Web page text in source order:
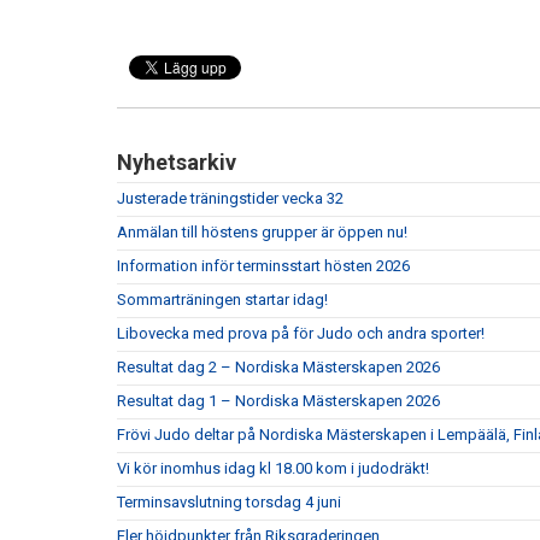
Nyhetsarkiv
Justerade träningstider vecka 32
Anmälan till höstens grupper är öppen nu!
Information inför terminsstart hösten 2026
Sommarträningen startar idag!
Libovecka med prova på för Judo och andra sporter!
Resultat dag 2 – Nordiska Mästerskapen 2026
Resultat dag 1 – Nordiska Mästerskapen 2026
Frövi Judo deltar på Nordiska Mästerskapen i Lempäälä,
Vi kör inomhus idag kl 18.00 kom i judodräkt!
Terminsavslutning torsdag 4 juni
Fler höjdpunkter från Riksgraderingen